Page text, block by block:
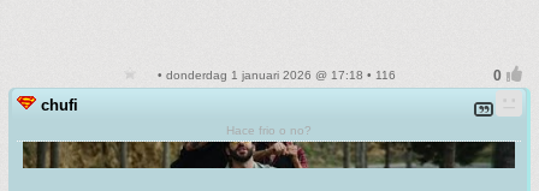
• donderdag 1 januari 2026 @ 17:18 • 116
chufi
Hace frio o no?